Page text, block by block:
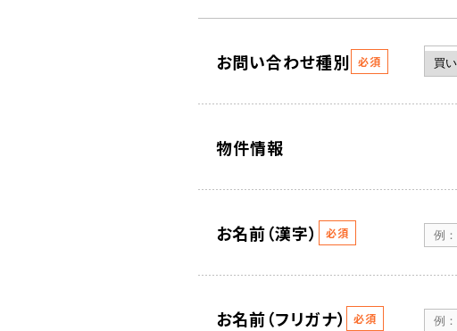
お問い合わせ種別 必須
物件情報
お名前（漢字） 必須
お名前（フリガナ） 必須